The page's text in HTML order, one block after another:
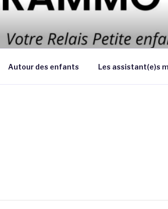
d’améliorer les conditions et la qualité de
au domicile des parents
Autour des enfants Les assistant(e)s